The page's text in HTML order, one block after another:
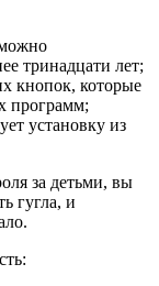
тринадцати лет;
кнопок, которые
программ;
установку из
за детьми, вы
гугла, и